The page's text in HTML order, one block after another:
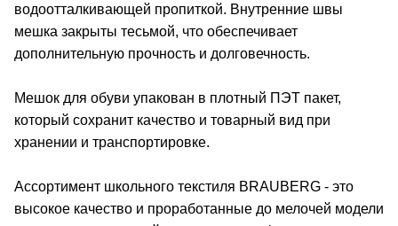
водоотталкивающей пропиткой. Внутренние швы
мешка закрыты тесьмой, что обеспечивает
дополнительную прочность и долговечность.
Мешок для обуви упакован в плотный ПЭТ пакет,
который сохранит качество и товарный вид при
хранении и транспортировке.
Ассортимент школьного текстиля BRAUBERG - это
высокое качество и проработанные до мелочей модели